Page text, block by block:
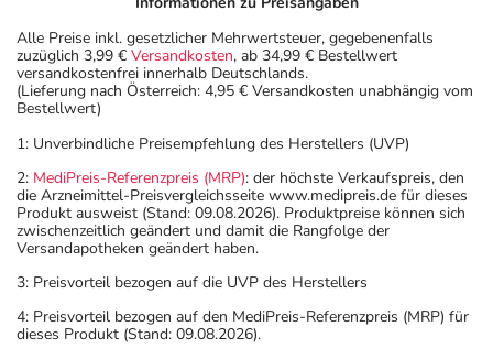
Wechselwirkungen auftreten. Sie sollten deswegen
generell vor der Behandlung mit einem neuen
Arzneimittel jedes andere, das Sie bereits anwenden,
Arzneimittel, die Sie selbst kaufen, nur gelegentlich
anwenden oder deren Anwendung schon einige Zeit
zurückliegt.
Bitte verwenden Sie dieses Arzneimittel nicht mehr nach
dem auf der Packung oder der Umverpackung
angegebenen Verfallsdatum. Das Verfallsdatum bezieht
sich auf den letzten Tag des angegebenen Monats.
Alle Preise inkl. gesetzlicher Mehrwertsteuer, gegebenenfalls
zuzüglich 3,99 € Versandkosten, ab 34,99 € Bestellwert
versandkostenfrei innerhalb Deutschlands.
(Lieferung nach Österreich: 4,95 € Versandkosten unabhängig vom
Bestellwert)
1: Unverbindliche Preisempfehlung des Herstellers (UVP)
2: MediPreis-Referenzpreis (MRP): der höchste Verkaufspreis, den
die Arzneimittel-Preisvergleichsseite www.medipreis.de für dieses
Produkt ausweist (Stand: 09.08.2026). Produktpreise können sich
zwischenzeitlich geändert und damit die Rangfolge der
Versandapotheken geändert haben.
3: Preisvorteil bezogen auf die UVP des Herstellers
4: Preisvorteil bezogen auf den MediPreis-Referenzpreis (MRP) für
dieses Produkt (Stand: 09.08.2026).